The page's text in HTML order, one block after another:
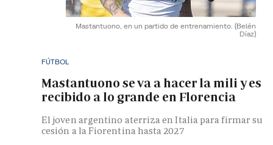
Mastantuono, en un partido de entrenamiento. (Belén
Díaz)
FÚTBOL
Mastantuono se va a hacer la mili y es
recibido a lo grande en Florencia
El joven argentino aterriza en Italia para firmar su
cesión a la Fiorentina hasta 2027